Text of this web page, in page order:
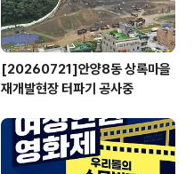
[20260721]안양8동 상록마을
재개발현장 터파기 공사중